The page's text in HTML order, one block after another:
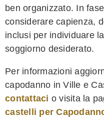
ben organizzato. In
considerare capienza,
inclusi per individuare
soggiorno desiderato.
Per informazioni
capodanno in Ville e
contattaci o visita la
castelli per